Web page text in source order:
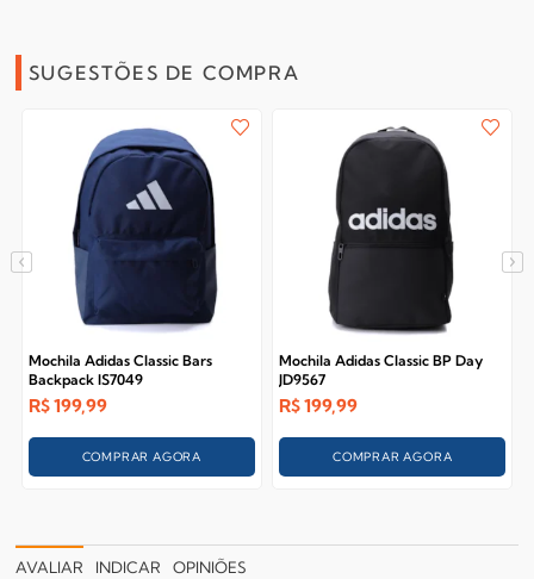
SUGESTÕES DE COMPRA
Mochila Adidas Classic Bars
Backpack IS7049
R$199,99
COMPRAR AGORA
Mochila Adidas Classic BP Day
JD9567
R$199,99
COMPRAR AGORA
AVALIAR INDICAR OPINIÕES